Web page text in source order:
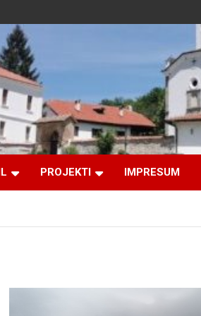
PROJEKTI IMPRESUM